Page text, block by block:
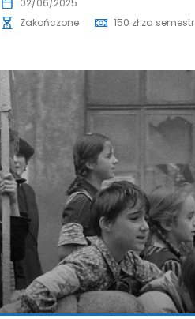
Zakończone
150 zł za semestr